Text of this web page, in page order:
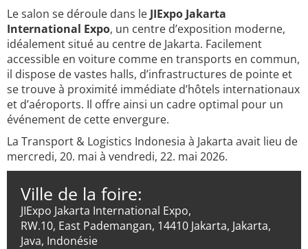
Le salon se déroule dans le JIExpo Jakarta
International Expo, un centre d’exposition moderne,
idéalement situé au centre de Jakarta. Facilement
accessible en voiture comme en transports en commun,
il dispose de vastes halls, d’infrastructures de pointe et
se trouve à proximité immédiate d’hôtels internationaux
et d’aéroports. Il offre ainsi un cadre optimal pour un
événement de cette envergure.
La Transport & Logistics Indonesia à Jakarta avait lieu de
mercredi, 20. mai à vendredi, 22. mai 2026.
Ville de la foire:
JIExpo Jakarta International Expo,
RW.10, East Pademangan, 14410 Jakarta, Jakarta,
Java, Indonésie